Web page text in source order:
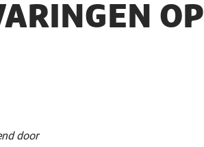
OP
door